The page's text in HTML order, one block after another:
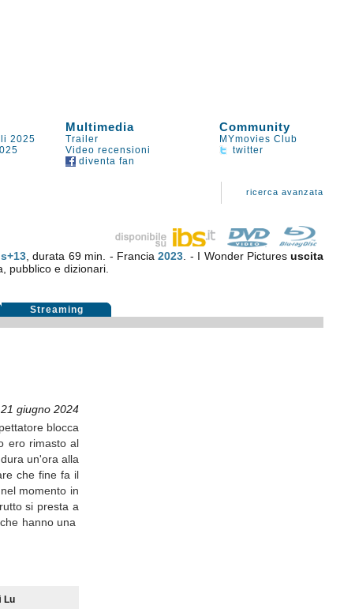
Multimedia Community
2025 Trailer
MYmovies Club
Video recensioni
twitter
diventa fan
ricerca avanzata
, durata 69 min. - Francia2023 . - I Wonder Picturesuscita
pubblico e dizionari.
Streaming
giugno 2024
blocca
ero rimasto al
un'ora alla
che fine fa il
momento in
si presta a
hanno una
Lu